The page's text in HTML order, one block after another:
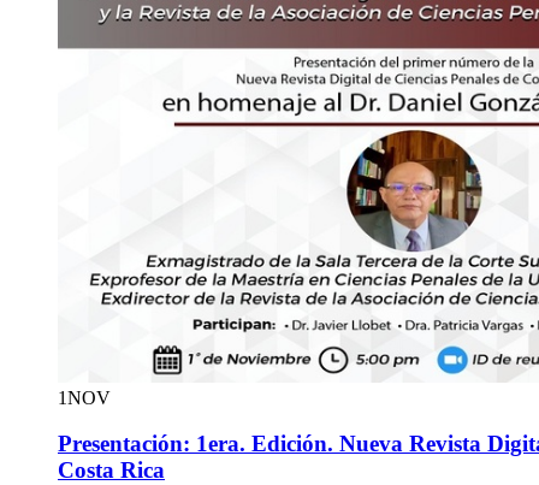
1NOV
Presentación: 1era. Edición. Nueva Revista
Costa Rica